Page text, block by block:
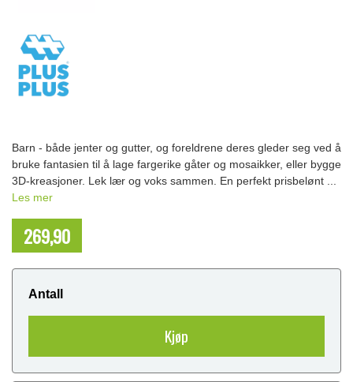
Barn - både jenter og gutter, og foreldrene deres gleder seg ved å
bruke fantasien til å lage fargerike gåter og mosaikker, eller bygge
3D-kreasjoner. Lek lær og voks sammen. En perfekt prisbelønt ...
Les mer
269,90
Antall
Kjøp